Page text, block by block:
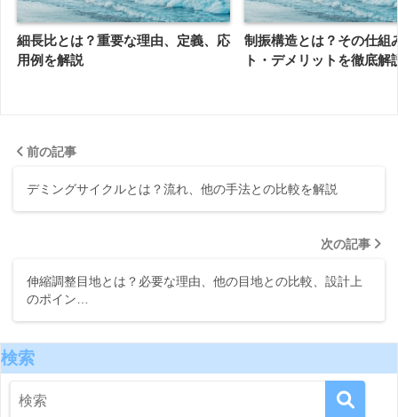
細長比とは？重要な理由、定義、応
用例を解説
制振構造とは？その仕組
ト・デメリットを徹底解
前の記事
デミングサイクルとは？流れ、他の手法との比較を解説
次の記事
伸縮調整目地とは？必要な理由、他の目地との比較、設計上
のポイン…
検索